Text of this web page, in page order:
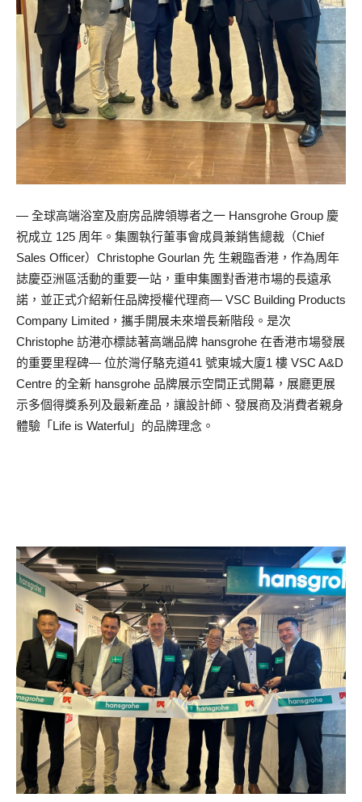
— 全球高端浴室及廚房品牌領導者之一 Hansgrohe Group 慶
祝成立 125 周年。集團執行董事會成員兼銷售總裁（Chief
Sales Officer）Christophe Gourlan 先 生親臨香港，作為周年
誌慶亞洲區活動的重要一站，重申集團對香港市場的長遠承
諾，並正式介紹新任品牌授權代理商— VSC Building Products
Company Limited，攜手開展未來增長新階段。是次
Christophe 訪港亦標誌著高端品牌 hansgrohe 在香港市場發展
的重要里程碑— 位於灣仔駱克道41 號東城大廈1 樓 VSC A&D
Centre 的全新 hansgrohe 品牌展示空間正式開幕，展廳更展
示多個得獎系列及最新產品，讓設計師、發展商及消費者親身
體驗「Life is Waterful」的品牌理念。